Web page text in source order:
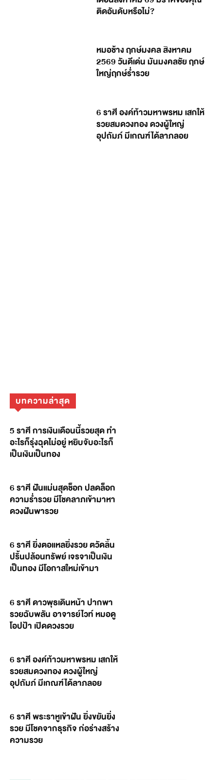
ติดอันดับหรือไม่?
หมอช้าง ฤกษ์มงคล สิงหาคม
2569 วันดีเด่น มันมงคลชัย ฤกษ์
ใหญ่ฤกษ์ร่ำรวย
6 ราศี องค์ท้าวมหาพรหม เสกให้
รวยสมดวงทอง ดวงผู้ใหญ่
อุปถัมภ์ มีเกณฑ์ได้ลาภลอย
บทความล่าสุด
5 ราศี การเงินเดือนนี้รวยสุด ทำ
อะไรก็รุ่งฉุดไม่อยู่ หยิบจับอะไรก็
เป็นเงินเป็นทอง
6 ราศี ฝันแม่นสุดช็อก ปลดล็อก
ความร่ำรวย มีโชคลาภเข้ามาหา
ดวงฝันพารวย
6 ราศี ยิ่งตอแหลยิ่งรวย ตวัดลิ้น
ปริ้นปล้อนทรัพย์ เจรจาเป็นเงิน
เป็นทอง มีโอกาสใหม่เข้ามา
6 ราศี ดาวพุธเดินหน้า ปากพา
รวยฉับพลัน อาจารย์ไวท์ หมอดู
โอปป้า เปิดดวงรวย
6 ราศี องค์ท้าวมหาพรหม เสกให้
รวยสมดวงทอง ดวงผู้ใหญ่
อุปถัมภ์ มีเกณฑ์ได้ลาภลอย
6 ราศี พระราหูเข้าฝัน ยิ่งขยันยิ่ง
รวย มีโชคจากธุรกิจ ก่อร่างสร้าง
ความรวย